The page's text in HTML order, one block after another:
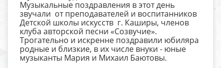
Музыкальные поздравления в этот день
звучали от преподавателей и воспитанников
Детской школы искусств г. Каширы, членов
клуба авторской песни «Созвучие».
Трогательно и искренне поздравили юбиляра
родные и близкие, в их числе внуки - юные
музыканты Мария и Михаил Баютовы.